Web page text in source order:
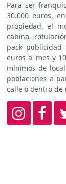
Para ser
30.000 euros,
propiedad, el
cabina,
pack publicidad
euros al mes y
mínimos de
poblaciones a
calle o dentro de